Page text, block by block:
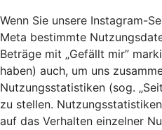
Wenn Sie unsere Instagram-
Meta bestimmte
Beträge mit „Gefällt mir”
haben) auch, um uns
Nutzungsstatistiken (sog.
zu stellen.
auf das Verhalten einzelner